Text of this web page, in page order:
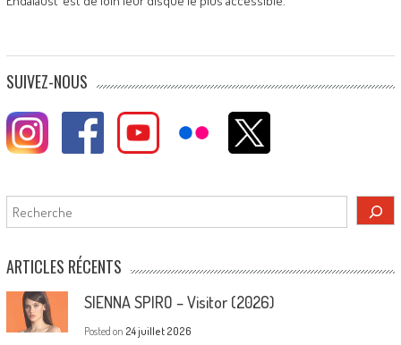
SUIVEZ-NOUS
Rechercher
ARTICLES RÉCENTS
SIENNA SPIRO – Visitor (2026)
Posted on 24 juillet 2026